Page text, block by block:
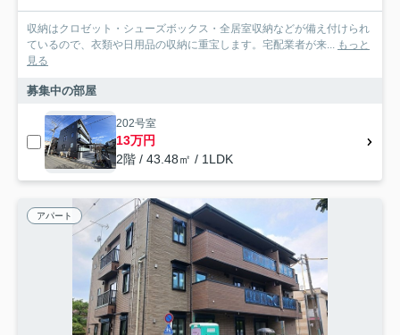
収納はクロゼット・シューズボックス・全居室収納などが備え付けられ
ているので、衣類や日用品の収納に重宝します。宅配業者が来... もっと
見る
募集中の部屋
202号室
13万円
2階 / 43.48㎡ / 1LDK
アパート